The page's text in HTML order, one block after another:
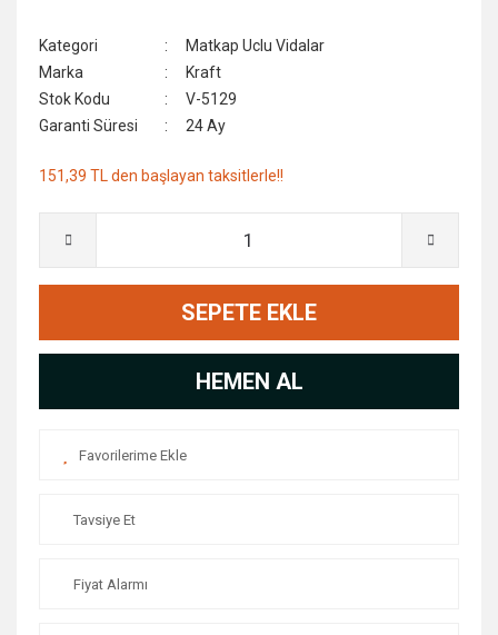
Kategori
Matkap Uclu Vidalar
Marka
Kraft
Stok Kodu
V-5129
Garanti Süresi
24 Ay
151,39 TL den başlayan taksitlerle!!
SEPETE EKLE
HEMEN AL
Tavsiye Et
Fiyat Alarmı